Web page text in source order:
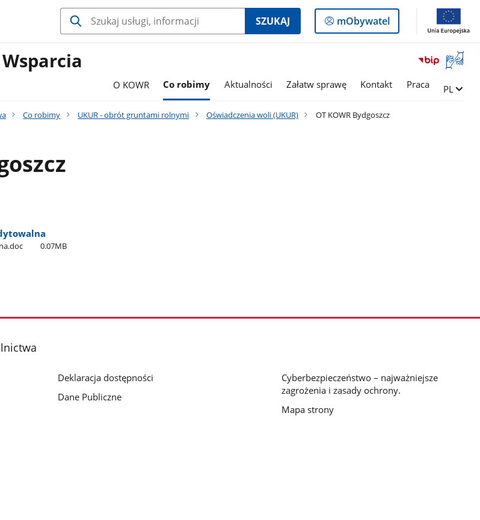
SZUKAJ
Logowanie
do
mObywatel
Otwórz
okno
O KOWR Co robimy Aktualności Załatw sprawę Kontakt Praca Zmień
PL
Co robimy UKUR - obrót gruntami rolnymi Oświadczenia woli (UKUR) OT KOWR Bydgoszcz
0.07MB
Deklaracja dostępności
Dane Publiczne
Cyberbezpieczeństwo – najważniejsze
zagrożenia i zasady ochrony.
Mapa strony